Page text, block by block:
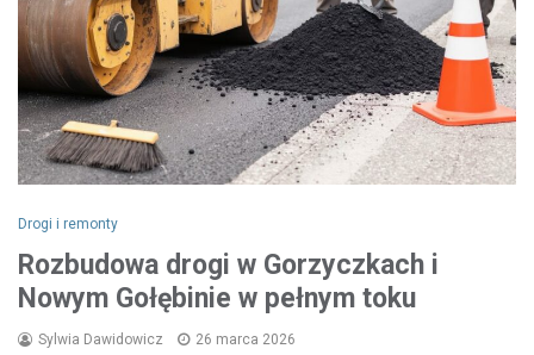
Drogi i remonty
Rozbudowa drogi w Gorzyczkach i
Nowym Gołębinie w pełnym toku
Sylwia Dawidowicz 26 marca 2026